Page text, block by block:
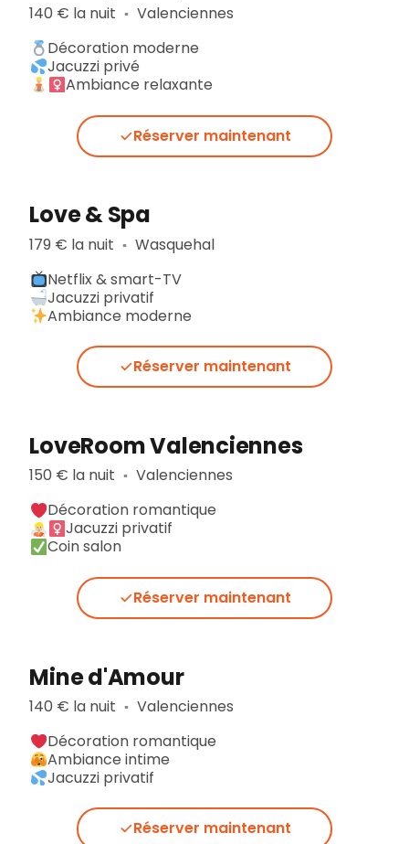
140 € la nuit ▪︎ Valenciennes
Décoration moderne
Jacuzzi privé
Ambiance relaxante
Réserver maintenant
Love & Spa
179 € la nuit ▪︎ Wasquehal
Netflix & smart-TV
Jacuzzi privatif
Ambiance moderne
Réserver maintenant
LoveRoom Valenciennes
150 € la nuit ▪︎ Valenciennes
Décoration romantique
Jacuzzi privatif
Coin salon
Réserver maintenant
Mine d'Amour
140 € la nuit ▪︎ Valenciennes
Décoration romantique
Ambiance intime
Jacuzzi privatif
Réserver maintenant